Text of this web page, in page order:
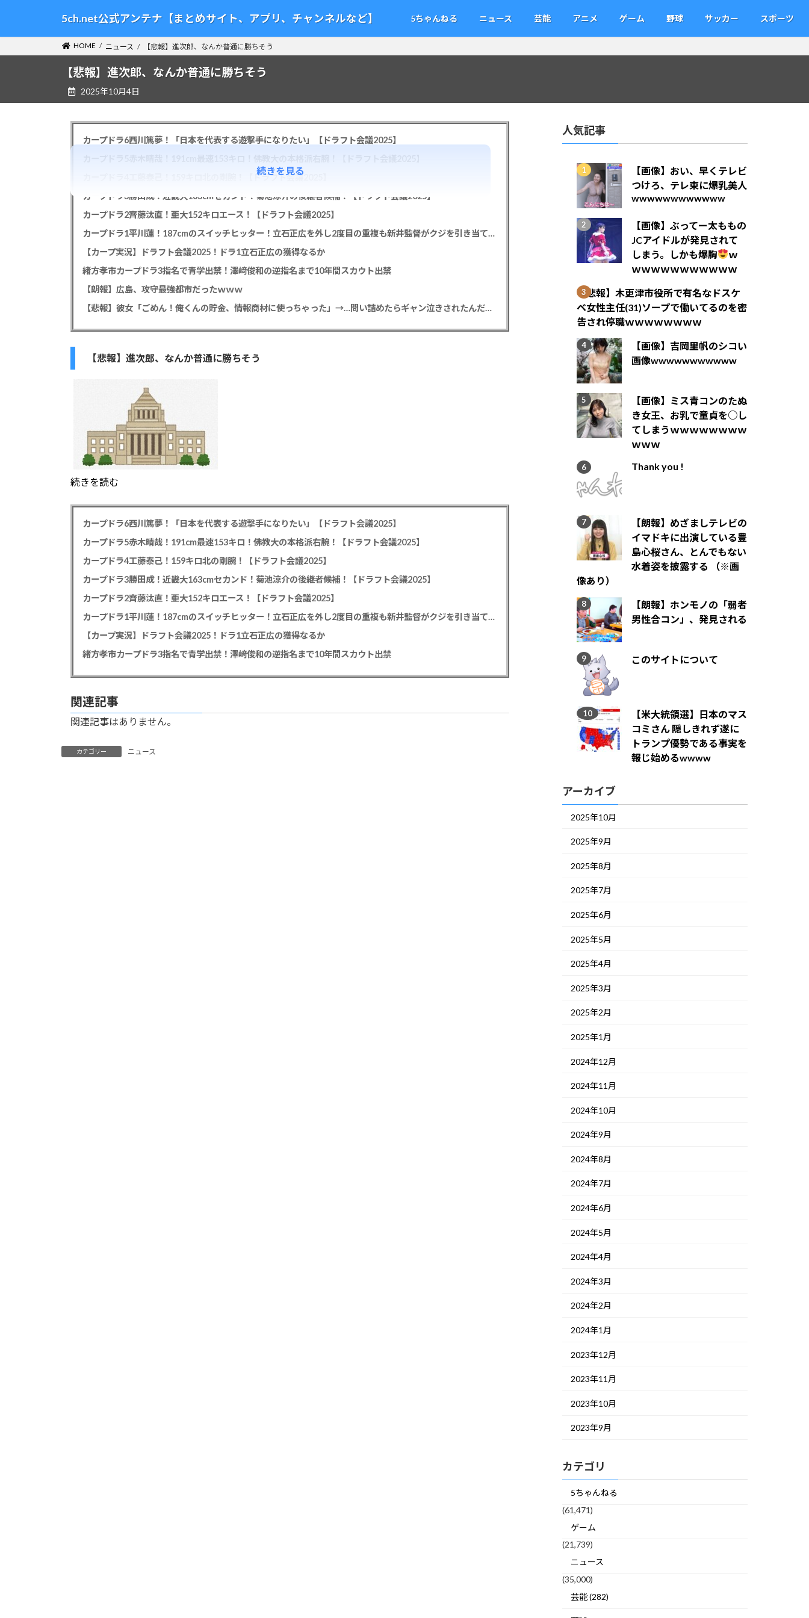
テ
ゲ
5ch.net公式アンテナ【まとめサイト、アプリ、チャンネルなど】 5ちゃんねる ニュース 芸能 アニメ ゲーム 野球 サッカー スポーツ
HOME ニュース 【悲報】進次郎、なんか普通に勝ちそう
【悲報】進次郎、なんか普通に勝ちそう
2025年10月4日
カープドラ6西川篤夢！「日本を代表する遊撃手になりたい」【ドラフト会議2025】
カープドラ4工藤泰己！159キロ北の剛腕！【ドラフト会議2025】
カープドラ3勝田成！近畿大163cmセカンド！菊池涼介の後継者候補！【ドラフト会議2025】
カープドラ2齊藤汰直！亜大152キロエース！【ドラフト会議2025】
カープドラ1平川蓮！187cmのスイッチヒッター！立石正広を外し2度目の重複も新井監督がクジを引き当てる！【ドラフト会議2025】
【カープ実況】ドラフト会議2025！ドラ1立石正広の獲得なるか
緒方孝市カープドラ3指名で青学出禁！澤﨑俊和の逆指名まで10年間スカウト出禁
【朗報】広島、攻守最強都市だったｗｗｗ
【悲報】彼女「ごめん！俺くんの貯金、情報商材に使っちゃった」→…問い詰めたらギャン泣きされたんだが俺が悪いのか？
【悲報】進次郎、なんか普通に勝ちそう
続きを読む
続きを見る
カープドラ6西川篤夢！「日本を代表する遊撃手になりたい」【ドラフト会議2025】
カープドラ5赤木晴哉！191cm最速153キロ！佛教大の本格派右腕！【ドラフト会議2025】
カープドラ4工藤泰己！159キロ北の剛腕！【ドラフト会議2025】
カープドラ3勝田成！近畿大163cmセカンド！菊池涼介の後継者候補！【ドラフト会議2025】
カープドラ2齊藤汰直！亜大152キロエース！【ドラフト会議2025】
カープドラ1平川蓮！187cmのスイッチヒッター！立石正広を外し2度目の重複も新井監督がクジを引き当てる！【ドラフト会議2025】
【カープ実況】ドラフト会議2025！ドラ1立石正広の獲得なるか
緒方孝市カープドラ3指名で青学出禁！澤﨑俊和の逆指名まで10年間スカウト出禁
関連記事
関連記事はありません。
カテゴリー ニュース
人気記事
【画像】おい、早くテレビ
つけろ、テレ東に爆乳美人
wwwwwwwwwwww
【画像】ぶってー太ももの
JCアイドルが発見されて
しまう。しかも爆胸
ｗ
ｗｗｗｗｗｗｗｗｗｗｗ
【悲報】木更津市役所で有名なドスケ
ベ女性主任(31)ソープで働いてるのを密
告され停職ｗｗｗｗｗｗｗｗ
【画像】吉岡里帆のシコい
画像wwwwwwwwwww
【画像】ミス青コンのたぬ
き女王、お乳で童貞を○し
てしまうｗｗｗｗｗｗｗｗ
ｗｗｗ
Thank you !
【朗報】めざましテレビの
イマドキに出演している豊
島心桜さん、とんでもない
水着姿を披露する （※画
像あり）
【朗報】ホンモノの「弱者
男性合コン」、発見される
このサイトについて
【米大統領選】日本のマス
コミさん 隠しきれず遂に
トランプ優勢である事実を
報じ始めるwwww
アーカイブ
2025年10月
2025年9月
2025年8月
2025年7月
2025年6月
2025年5月
2025年4月
2025年3月
2025年2月
2025年1月
2024年12月
2024年11月
2024年10月
2024年9月
2024年8月
2024年7月
2024年6月
2024年5月
2024年4月
2024年3月
2024年2月
2024年1月
2023年12月
2023年11月
2023年10月
2023年9月
カテゴリ
5ちゃんねる
(61,471)
ゲーム
(21,739)
ニュース
(35,000)
芸能 (282)